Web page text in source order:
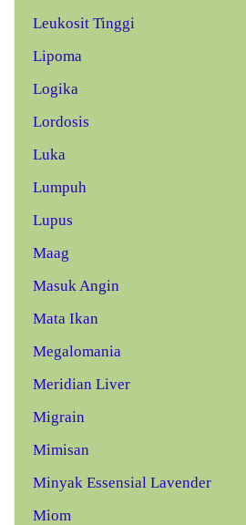
Leukosit Tinggi
Lipoma
Logika
Lordosis
Luka
Lumpuh
Lupus
Maag
Masuk Angin
Mata Ikan
Megalomania
Meridian Liver
Migrain
Mimisan
Minyak Essensial Lavender
Miom